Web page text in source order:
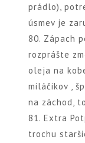
prádlo),
úsmev je
80. Zápach
rozprášte
oleja na
miláčikov ,
na záchod,
81. Extra
trochu